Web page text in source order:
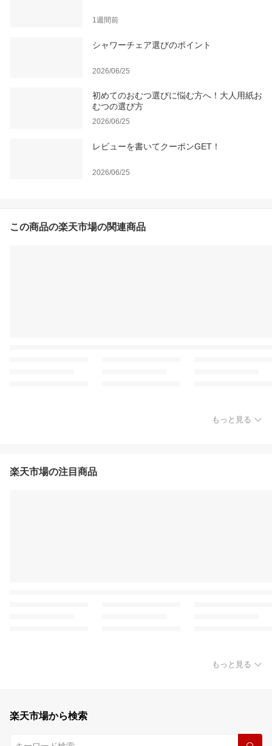
1週間前
シャワーチェア選びのポイント
2026/06/25
初めてのおむつ選びに悩む方へ！大人用紙お
むつの選び方
2026/06/25
レビューを書いてクーポンGET！
2026/06/25
この商品の楽天市場の関連商品
もっと見る
楽天市場の注目商品
もっと見る
楽天市場から検索